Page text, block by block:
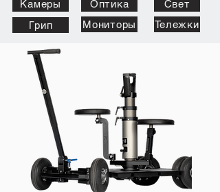
Камеры
Грип
Оптика
Мониторы
Свет
Тележки